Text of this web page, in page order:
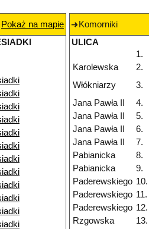
Pokaż na mapie
Komorniki
ULICA
1.
Karolewska
2.
Włókniarzy
3.
Jana Pawła II 4.
Jana Pawła II
5.
Jana Pawła II
6.
Jana Pawła II
7.
Pabianicka
8.
Pabianicka
9.
Paderewskiego 10.
Paderewskiego 11.
Paderewskiego 12.
Rzgowska
13.